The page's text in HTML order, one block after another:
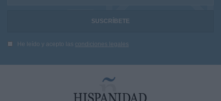
He leído y acepto las condiciones legales